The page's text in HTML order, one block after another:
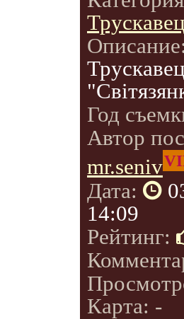
Год
Автор
mr.seniv
Дата:
14:09
Рейтинг:
Карта: -